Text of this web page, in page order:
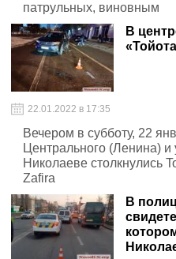
патрульных, виновным
В
22.01.2022 в 17:35
Вечером в субботу, 22
Центрального (Ленина)
Николаеве столкнулись
Zafira
В